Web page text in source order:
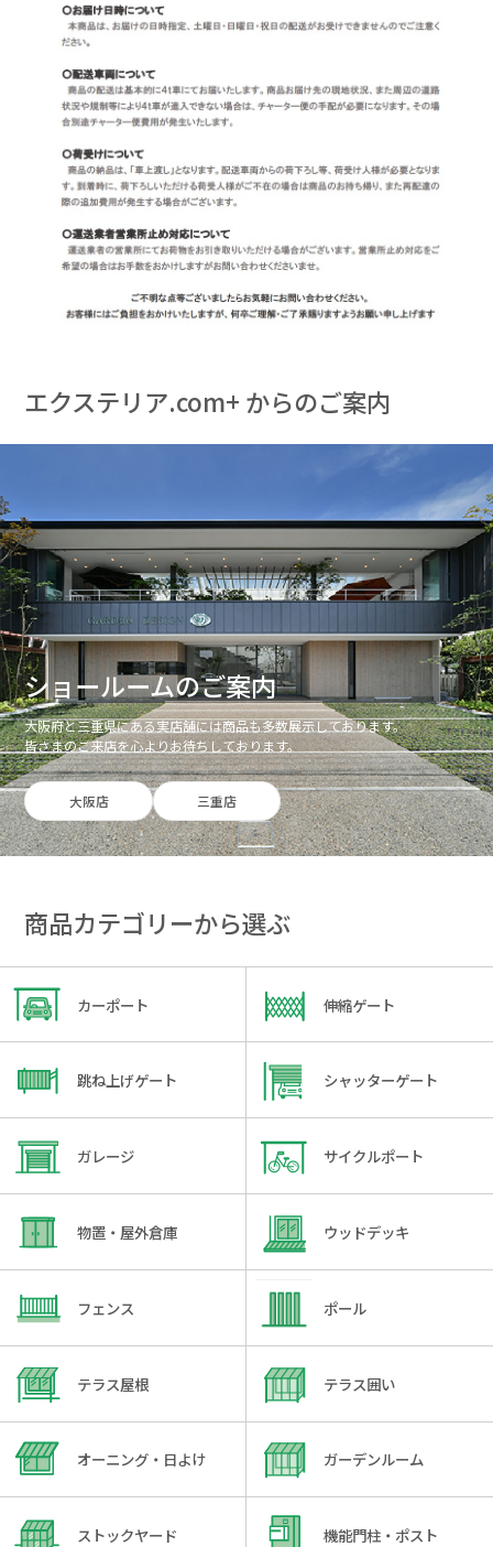
エクステリア.com+ からのご案内
ショールームのご案内
大阪府と三重県にある実店舗には商品も多数展示しております。
皆さまのご来店を心よりお待ちしております。
大阪店 三重店
商品カテゴリーから選ぶ
カーポート 伸縮ゲート
跳ね上げゲート シャッターゲート
ガレージ サイクルポート
物置・屋外倉庫 ウッドデッキ
フェンス ポール
テラス屋根 テラス囲い
オーニング・日よけ ガーデンルーム
ストックヤード 機能門柱・ポスト